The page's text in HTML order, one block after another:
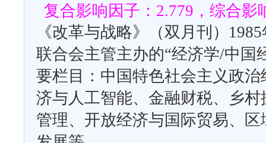
复合影响因子：2.779，综合影
《改革与战略》（双月刊）
联合会主管主办的“经济学/中国
要栏目：中国特色社会主义政
济与人工智能、金融财税、乡
管理、开放经济与国际贸易、